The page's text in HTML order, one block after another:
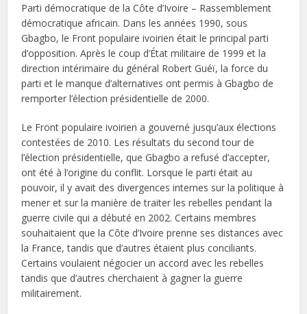
Parti démocratique de la Côte d’Ivoire – Rassemblement
démocratique africain. Dans les années 1990, sous
Gbagbo, le Front populaire ivoirien était le principal parti
d’opposition. Après le coup d’État militaire de 1999 et la
direction intérimaire du général Robert Guéï, la force du
parti et le manque d’alternatives ont permis à Gbagbo de
remporter l’élection présidentielle de 2000.
Le Front populaire ivoirien a gouverné jusqu’aux élections
contestées de 2010. Les résultats du second tour de
l’élection présidentielle, que Gbagbo a refusé d’accepter,
ont été à l’origine du conflit. Lorsque le parti était au
pouvoir, il y avait des divergences internes sur la politique à
mener et sur la manière de traiter les rebelles pendant la
guerre civile qui a débuté en 2002. Certains membres
souhaitaient que la Côte d’Ivoire prenne ses distances avec
la France, tandis que d’autres étaient plus conciliants.
Certains voulaient négocier un accord avec les rebelles
tandis que d’autres cherchaient à gagner la guerre
militairement.